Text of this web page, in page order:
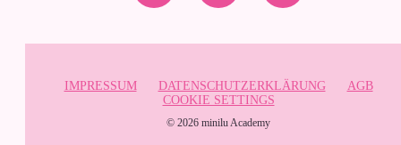
IMPRESSUM DATENSCHUTZERKLÄRUNG
AGB
COOKIE SETTINGS
© 2026 minilu Academy